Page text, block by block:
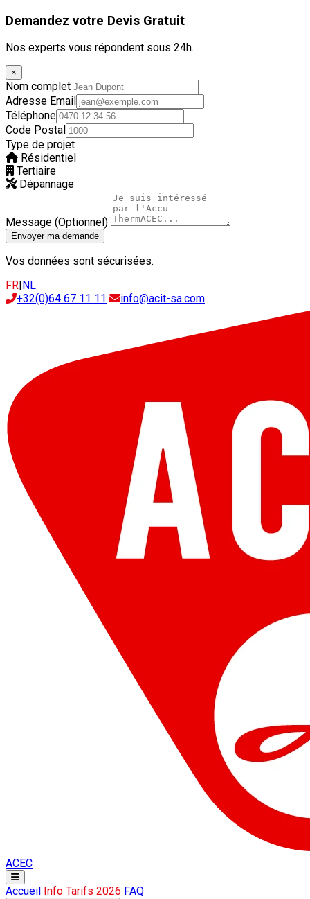
Demandez votre Devis Gratuit
Nos experts vous répondent sous 24h.
×
Nom complet
Adresse Email
Téléphone
Code Postal
Type de projet
Résidentiel
Tertiaire
Dépannage
Message (Optionnel)
Envoyer ma demande
Vos données sont sécurisées.
FR NL
+32(0)64 67 11 11
info@acit-sa.com
ACEC
Accueil Info Tarifs 2026 FAQ